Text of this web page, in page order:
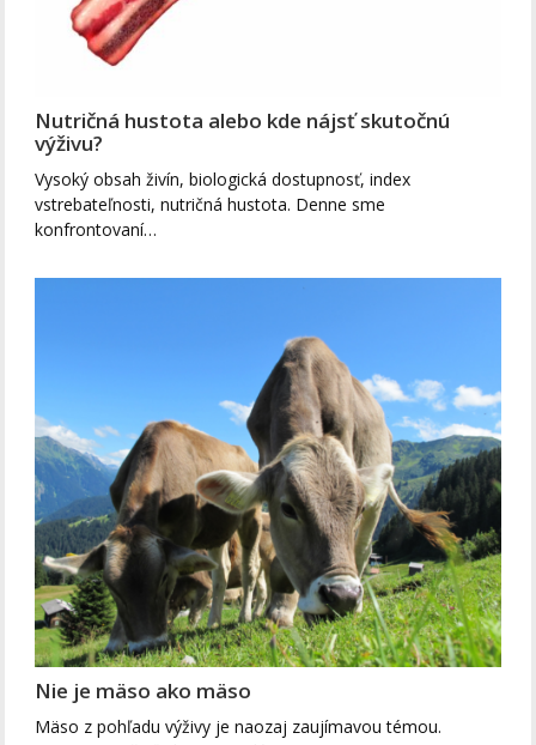
Nutričná hustota alebo kde nájsť skutočnú
výživu?
Vysoký obsah živín, biologická dostupnosť, index
vstrebateľnosti, nutričná hustota. Denne sme
konfrontovaní…
Nie je mäso ako mäso
Mäso z pohľadu výživy je naozaj zaujímavou témou.